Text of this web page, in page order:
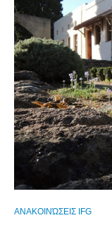
ΑΝΑΚΟΙΝΏΣΕΙΣ IFG